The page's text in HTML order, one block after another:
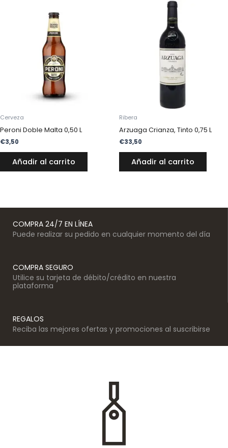
Cerveza
Peroni Doble Malta 0,50 L
€3,50
Añadir al carrito
Ribera
Arzuaga Crianza, Tinto 0,75 L
€33,50
Añadir al carrito
COMPRA 24/7 EN LÍNEA
Puede realizar su pedido en cualquier momento del día
COMPRA SEGURO
Utilice su tarjeta de débito/crédito en nuestra
plataforma
REGALOS
Reciba las mejores ofertas y promociones al suscribirse